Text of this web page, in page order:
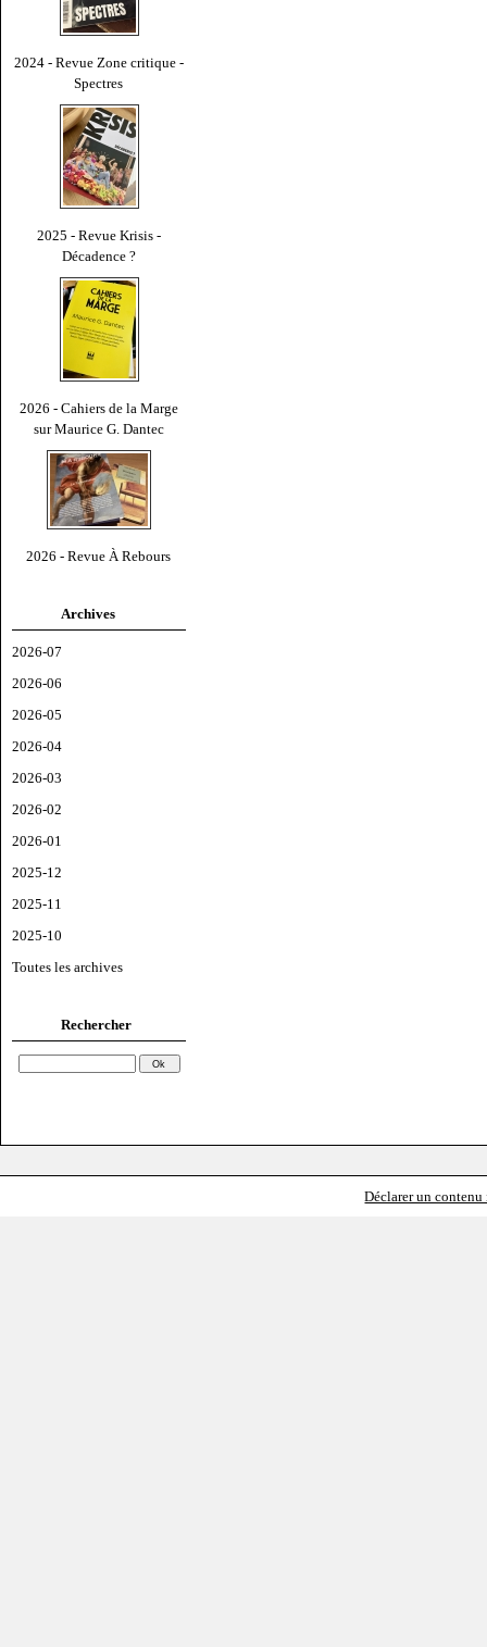
2024 - Revue Zone critique -
Spectres
2025 - Revue Krisis -
Décadence ?
2026 - Cahiers de la Marge
sur Maurice G. Dantec
2026 - Revue À Rebours
Archives
2026-07
2026-06
2026-05
2026-04
2026-03
2026-02
2026-01
2025-12
2025-11
2025-10
Toutes les archives
Rechercher
Déclarer un